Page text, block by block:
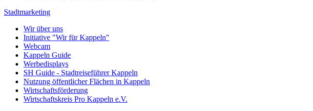
Stadtmarketing
Wir über uns
Initiative "Wir für Kappeln"
Webcam
Kappeln Guide
Werbedisplays
SH Guide - Stadtreiseführer Kappeln
Nutzung öffentlicher Flächen in Kappeln
Wirtschaftsförderung
Wirtschaftskreis Pro Kappeln e.V.